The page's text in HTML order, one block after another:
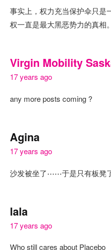
事实上，权力充当保护伞只是
权一直是最大黑恶势力的真相。
Virgin Mobility
17 years ago
any more posts coming ?
Agina
17 years ago
沙发被坐了⋯⋯于是只有板凳了
lala
17 years ago
Who still cares about Placebo